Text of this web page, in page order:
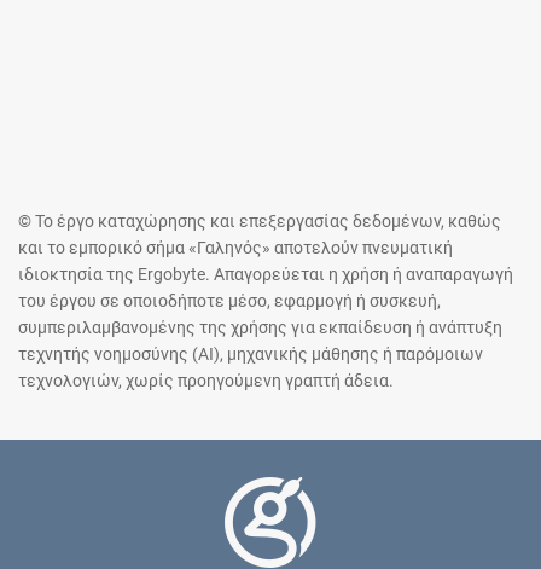
© Το έργο καταχώρησης και επεξεργασίας δεδομένων, καθώς
και το εμπορικό σήμα «Γαληνός» αποτελούν πνευματική
ιδιοκτησία της Ergobyte. Απαγορεύεται η χρήση ή αναπαραγωγή
του έργου σε οποιοδήποτε μέσο, εφαρμογή ή συσκευή,
συμπεριλαμβανομένης της χρήσης για εκπαίδευση ή ανάπτυξη
τεχνητής νοημοσύνης (AI), μηχανικής μάθησης ή παρόμοιων
τεχνολογιών, χωρίς προηγούμενη γραπτή άδεια.